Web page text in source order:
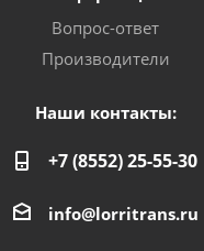
Вопрос-ответ
Производители
Наши контакты:
+7 (8552) 25-55-30
info@lorritrans.ru